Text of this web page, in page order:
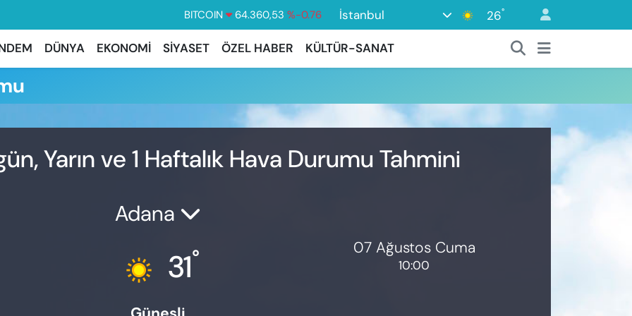
BITCOIN 64.360,53 %-0.76
DOLAR
47,7069
%0.17
EURO
55,0265 %0.01
GRAM ALTIN
6574.81 %1.44
İstanbul 26°
DÜNYA EKONOMİ SİYASET ÖZEL HABER KÜLTÜR-SANAT
Yarın ve 1 Haftalık Hava Durumu Tahmini
Adana
31° 07 Ağustos Cuma
10:00